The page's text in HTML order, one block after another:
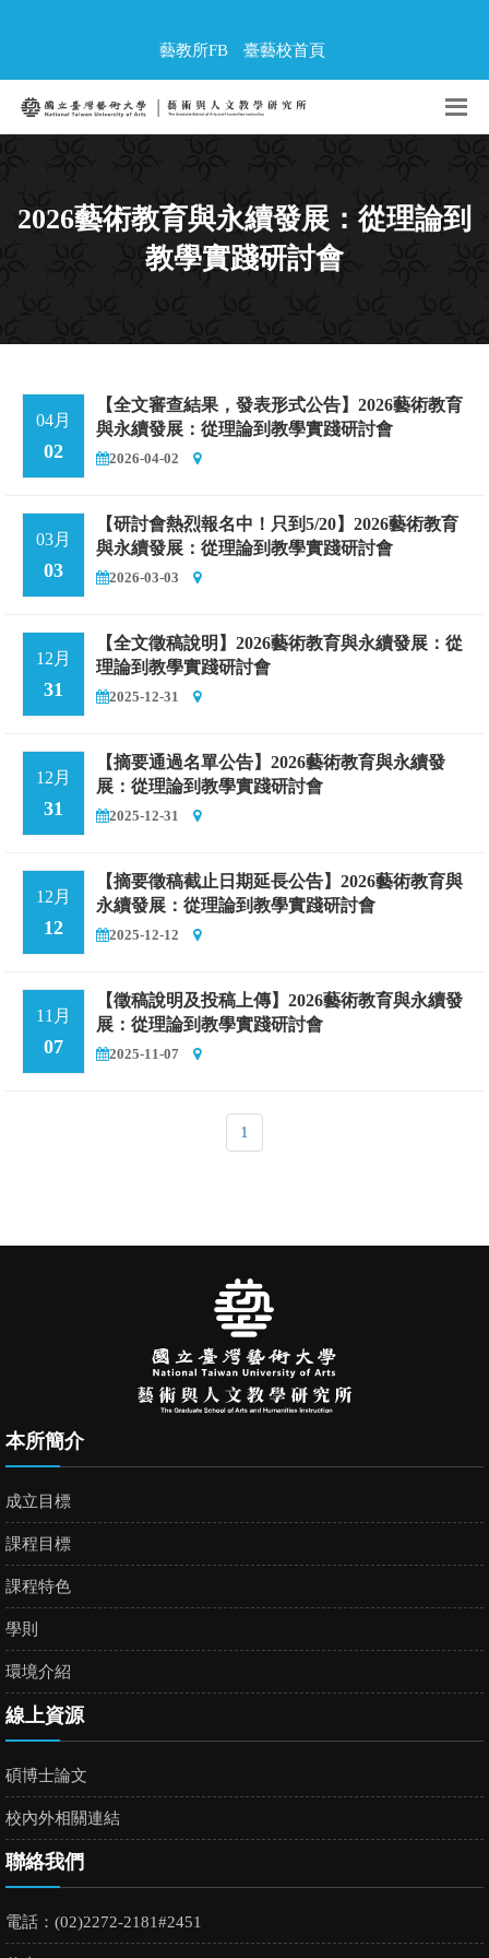
藝教所FB 臺藝校首頁
2026藝術教育與永續發展：從理論到
教學實踐研討會
04月
02
【全文審查結果，發表形式公告】2026藝術教育
與永續發展：從理論到教學實踐研討會
2026-04-02
03月
03
【研討會熱烈報名中！只到5/20】2026藝術教育
與永續發展：從理論到教學實踐研討會
2026-03-03
12月
31
【全文徵稿說明】2026藝術教育與永續發展：從
理論到教學實踐研討會
2025-12-31
12月
31
【摘要通過名單公告】2026藝術教育與永續發
展：從理論到教學實踐研討會
2025-12-31
12月
12
【摘要徵稿截止日期延長公告】2026藝術教育與
永續發展：從理論到教學實踐研討會
2025-12-12
11月
07
【徵稿說明及投稿上傳】2026藝術教育與永續發
展：從理論到教學實踐研討會
2025-11-07
1
本所簡介
成立目標
課程目標
課程特色
學則
環境介紹
線上資源
碩博士論文
校內外相關連結
聯絡我們
電話：(02)2272-2181#2451